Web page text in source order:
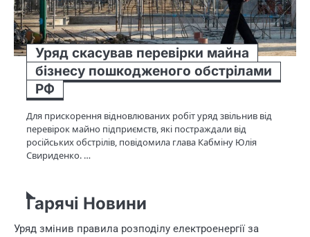
Уряд скасував перевірки майна
бізнесу пошкодженого обстрілами
РФ
Для прискорення відновлюваних робіт уряд звільнив від
перевірок майно підприємств, які постраждали від
російських обстрілів, повідомила глава Кабміну Юлія
Свириденко. …
Гарячі Новини
Уряд змінив правила розподілу електроенергії за